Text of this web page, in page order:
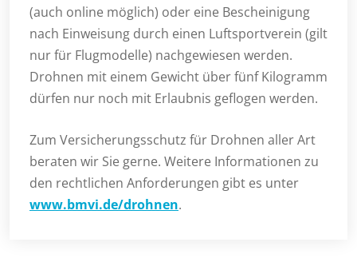
(auch online möglich) oder eine Bescheinigung
nach Einweisung durch einen Luftsportverein (gilt
nur für Flugmodelle) nachgewiesen werden.
Drohnen mit einem Gewicht über fünf Kilogramm
dürfen nur noch mit Erlaubnis geflogen werden.
Zum Versicherungsschutz für Drohnen aller Art
beraten wir Sie gerne. Weitere Informationen zu
den rechtlichen Anforderungen gibt es unter
www.bmvi.de/drohnen.